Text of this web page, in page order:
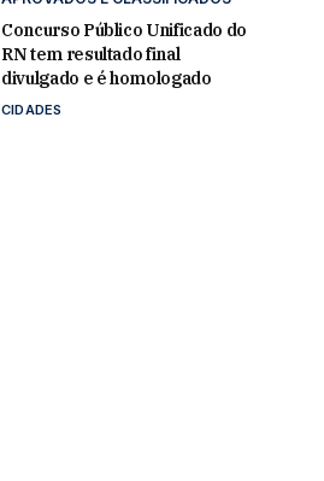
Concurso Público Unificado do
RN tem resultado final
divulgado e é homologado
CIDADES